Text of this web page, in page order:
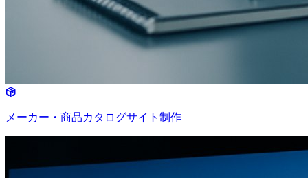
メーカー・商品カタログサイト制作